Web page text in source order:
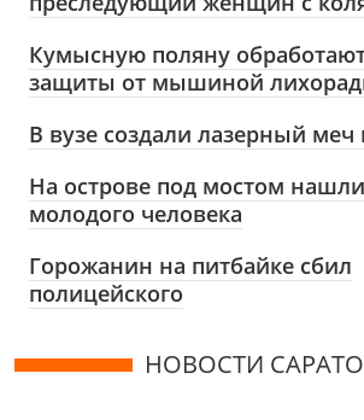
Кумысную поляну
защиты от мышиной
В вузе создали лазерный меч
На острове под мостом
молодого человека
Горожанин на питбайке сбил
полицейского
НОВОСТИ